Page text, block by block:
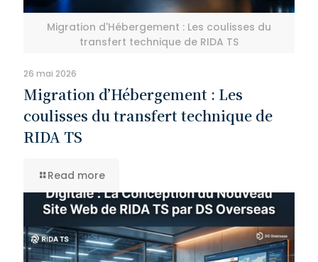
Migration d'Hébergement : Les coulisses du
transfert technique de RIDA TS
26 mai 2026
Migration d’Hébergement : Les
coulisses du transfert technique de
RIDA TS
Read more